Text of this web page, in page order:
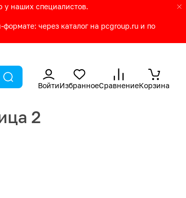
у наших специалистов.
через каталог на pcgroup.ru и по
ВойтиИзбранноеСравнениеКорзина
2